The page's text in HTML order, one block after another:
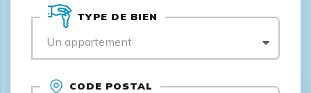
TYPE DE BIEN
Un appartement
CODE POSTAL